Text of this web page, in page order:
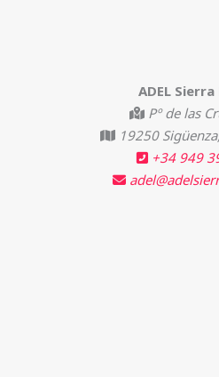
ADEL
Pº de las
19250
+34 949